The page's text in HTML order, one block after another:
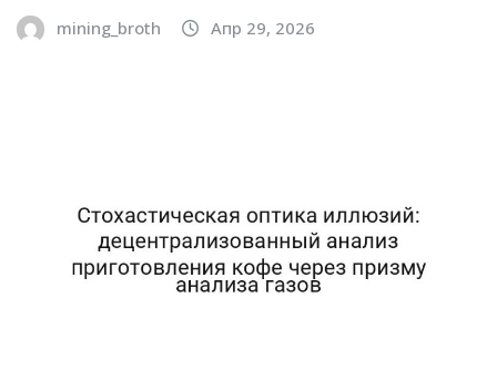
mining_broth Апр 29, 2026